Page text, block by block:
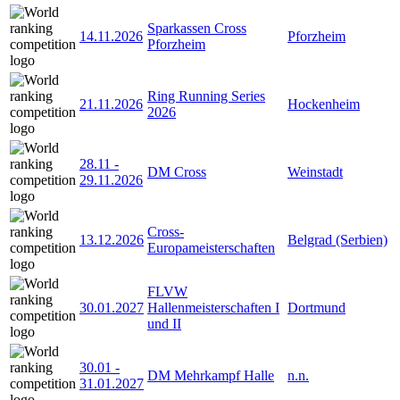
14.11.2026
Sparkassen Cross
Pforzheim
Pforzheim
21.11.2026
Ring Running Series
2026
Hockenheim
28.11 -
29.11.2026
DM Cross Weinstadt
13.12.2026
Cross-
Europameisterschaften
Belgrad (Serbien)
30.01.2027
FLVW
Hallenmeisterschaften I
und II
Dortmund
30.01 -
31.01.2027
DM Mehrkampf Halle n.n.